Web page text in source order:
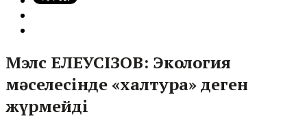
Мэлс ЕЛЕУСІЗОВ: Экология
мәселесінде «халтура» деген
жүрмейді